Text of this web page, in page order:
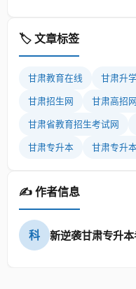
🏷️ 文章标签
甘肃教育在线 甘肃升
甘肃招生网 甘肃高招网
甘肃省教育招生考试网
甘肃专升本 甘肃专升
✍️ 作者信息
科 新逆袭甘肃专升